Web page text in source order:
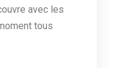
avec les
tous